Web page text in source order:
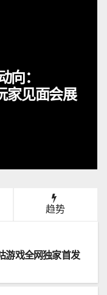
向：
见面会展
趋势
游戏全网独家首发